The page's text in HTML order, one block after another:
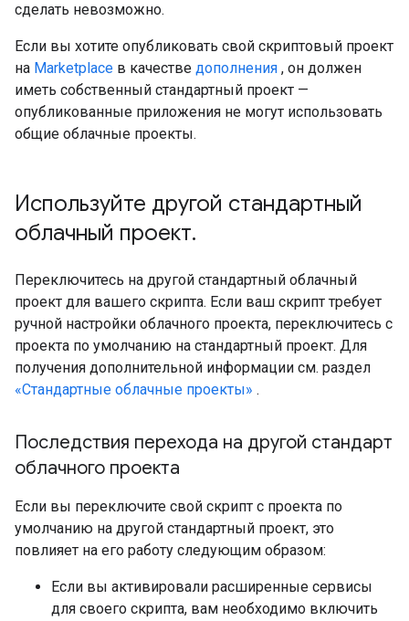
сделать невозможно.
Если вы хотите опубликовать свой скриптовый проект
на Marketplace в качестве дополнения , он должен
иметь собственный стандартный проект —
опубликованные приложения не могут использовать
общие облачные проекты.
Используйте другой стандартный
облачный проект.
Переключитесь на другой стандартный облачный
проект для вашего скрипта. Если ваш скрипт требует
ручной настройки облачного проекта, переключитесь с
проекта по умолчанию на стандартный проект. Для
получения дополнительной информации см. раздел
«Стандартные облачные проекты» .
Последствия перехода на другой стандарт
облачного проекта
Если вы переключите свой скрипт с проекта по
умолчанию на другой стандартный проект, это
повлияет на его работу следующим образом:
Если вы активировали расширенные сервисы
для своего скрипта, вам необходимо включить